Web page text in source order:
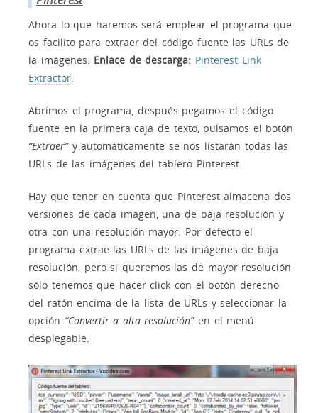
Ahora lo que haremos será emplear el programa que
os facilito para extraer del código fuente las URLs de
la imágenes. Enlace de descarga: Pinterest Link
Extractor
Abrimos el programa, después pegamos el código
fuente en la primera caja de texto, pulsamos el botón
“Extraer”y automáticamente se nos listarán todas las
URLs de las imágenes del tablero Pinterest.
Hay que tener en cuenta que Pinterest almacena dos
versiones de cada imagen, una de baja resolución y
otra con una resolución mayor. Por defecto el
programa extrae las URLs de las imágenes de baja
resolución, pero si queremos las de mayor resolución
sólo tenemos que hacer click con el botón derecho
del ratón encima de la lista de URLs y seleccionar la
opción “Convertir a alta resolución”en el menú
desplegable.